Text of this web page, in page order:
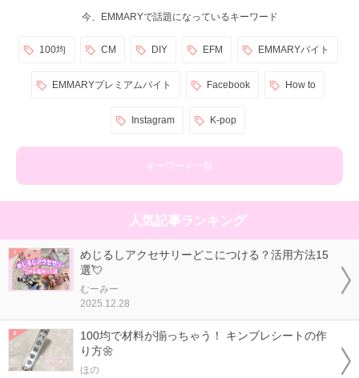
今、EMMARYで話題になっているキーワード
100均 CM DIY EFM EMMARYバイト
EMMARYプレミアムバイト Facebook How to
Instagram K-pop
キーワード一覧
人気記事ランキング
めじるしアクセサリーどこにつける？活用方法15
選💘
むーみー
2025.12.28
100均で材料が揃っちゃう！ キンブレシートの作
り方🌼
ほの